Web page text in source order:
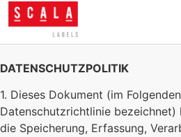
DATENSCHUTZPOLITIK
1. Dieses Dokument (im
Datenschutzrichtlinie
die Speicherung, Erfassung,